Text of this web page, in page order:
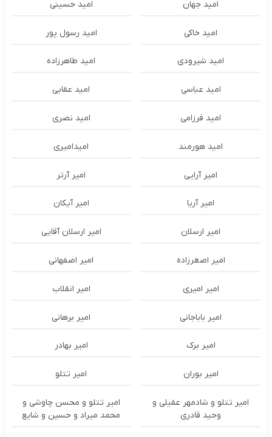
امید جهان امید حسینی
امید خاکی امید رسول پور
امید شیرودی امید طاهرزاده
امید عباسی امید عقابی
امید فرزامی امید نصری
امید هورمند امیدامیری
امیر آرایی امیر آرتر
امیر آریا امیر آیکان
امیر ارسلان امیر ارسلان آقایی
امیر اصغرزاده امیر اصفهانی
امیر امیری امیر انقلاب
امیر باباجانی امیر برهانی
امیر برک امیر بهادر
امیر بوران امیر تتلو
امیر تتلو و شادمهر عقیلی و
وحید قادری
امیر تتلو و محسن چاوشی و
محمد میراد و حسین و شایع